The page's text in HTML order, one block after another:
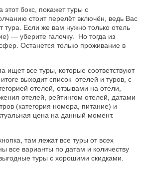
этот бокс, покажет туры с
стоит перелёт включён, ведь Вас
тура. Если же вам нужно только отель
— уберите галочку. Но тогда из
Останется только проживание в
ищет все туры, которые соответствуют
выходит список отелей и туров, с
отелей, отзывами на отели,
отелей, рейтингом отелей, датами
(категория номера, питание) и
цена на данный момент.
там лежат все туры от всех
все варианты по датам и количеству
туры с хорошими скидками.